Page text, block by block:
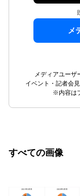
メ
メディアユーザ
イベント・記者会
※内容は
すべての画像